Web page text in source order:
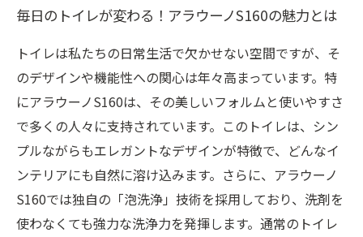
未来のトイレデザイン、アラウーノS160の全貌
毎日のトイレが変わる！アラウーノS160の魅力とは
トイレは私たちの日常生活で欠かせない空間ですが、そ
のデザインや機能性への関心は年々高まっています。特
にアラウーノS160は、その美しいフォルムと使いやすさ
で多くの人々に支持されています。このトイレは、シン
プルながらもエレガントなデザインが特徴で、どんなイ
ンテリアにも自然に溶け込みます。さらに、アラウーノ
S160では独自の「泡洗浄」技術を採用しており、洗剤を
使わなくても強力な洗浄力を発揮します。通常のトイレ